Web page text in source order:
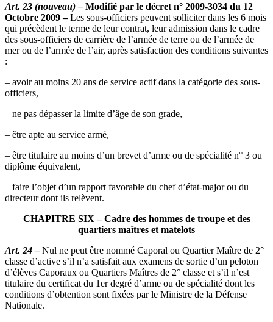
Art. 23 (nouveau) – Modifié par le décret n° 2009-3034 du 12
Octobre 2009 –Les sous-officiers peuvent solliciter dans les 6 mois
qui précèdent le terme de leur contrat, leur admission dans le cadre
des sous-officiers de carrière de l’armée de terre ou de l’armée de
mer ou de l’armée de l’air, après satisfaction des conditions suivantes
:
– avoir au moins 20 ans de service actif dans la catégorie des sous-
officiers,
– ne pas dépasser la limite d’âge de son grade,
– être apte au service armé,
– être titulaire au moins d’un brevet d’arme ou de spécialité n° 3 ou
diplôme équivalent,
– faire l’objet d’un rapport favorable du chef d’état-major ou du
directeur dont ils relèvent.
CHAPITRE SIX – Cadre des hommes de troupe et des
quartiers maîtres et matelots
Art. 24 – Nul ne peut être nommé Caporal ou Quartier Maître de 2°
classe d’active s’il n’a satisfait aux examens de sortie d’un peloton
d’élèves Caporaux ou Quartiers Maîtres de 2° classe et s’il n’est
titulaire du certificat du 1er degré d’arme ou de spécialité dont les
conditions d’obtention sont fixées par le Ministre de la Défense
Nationale.